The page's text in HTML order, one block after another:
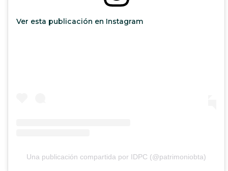
Ver esta publicación en Instagram
Una publicación compartida por IDPC (@patrimoniobta)